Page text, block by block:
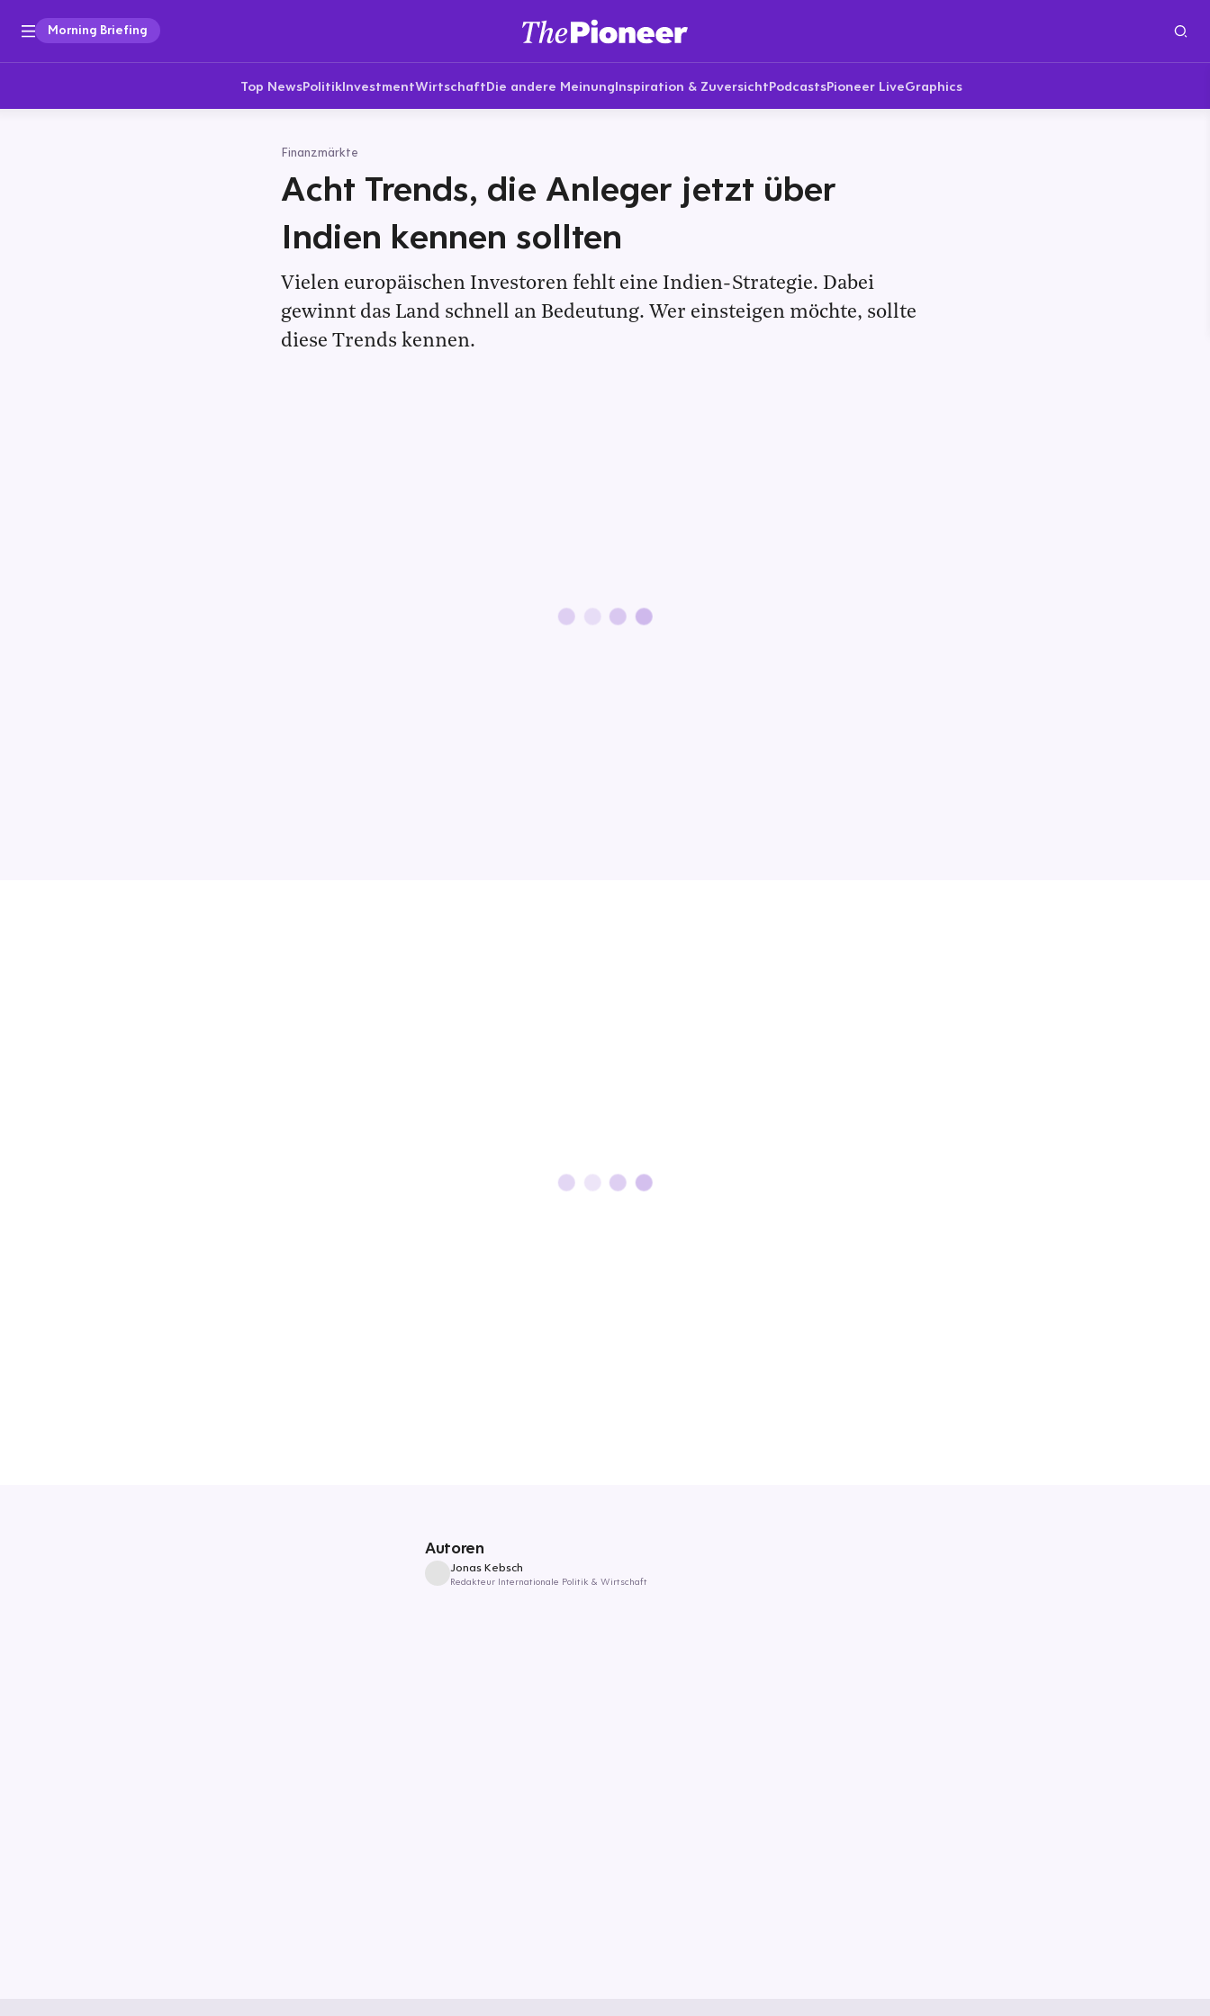
Morning Briefing
Top NewsPolitikInvestmentWirtschaftDie andere MeinungInspiration & ZuversichtPodcastsPioneer LiveGraphics
Finanzmärkte
Acht Trends, die Anleger jetzt über
Indien kennen sollten
Vielen europäischen Investoren fehlt eine Indien-Strategie. Dabei
gewinnt das Land schnell an Bedeutung. Wer einsteigen möchte, sollte
diese Trends kennen.
Autoren
Jonas Kebsch
Redakteur Internationale Politik & Wirtschaft